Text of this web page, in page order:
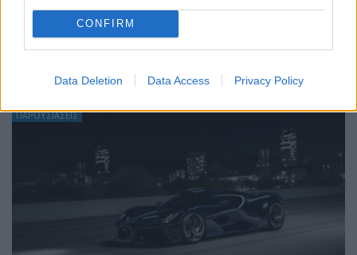
CONFIRM
Data Deletion Data Access Privacy Policy
ΕΠΙΚΑΙΡΟΤΗΤΑ
ΠΑΡΟΥΣΙΑΣΕΙΣ